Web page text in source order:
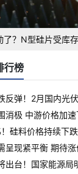
了？N型硅片受库
行榜
反弹！2月国内光
消极 中游价格加
硅料价格持续下跌
呈现紧平衡 期待涨
出台！国家能源